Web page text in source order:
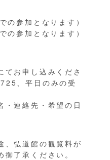
参加となります）
参加となります）
お申し込みくださ
、平日のみの受
連絡先・希望の日
弘道館の観覧料が
了承ください。